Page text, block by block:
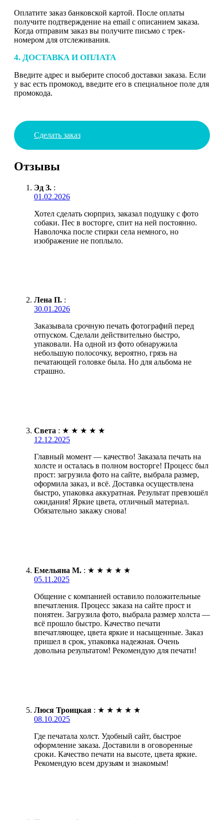
Оплатите заказ банковской картой. После оплаты
получите подтверждение на email с описанием заказа.
Когда отправим заказ вы получите письмо с трек-
номером для отслеживания.
4. ДОСТАВКА И ОПЛАТА
Введите адрес и выберите способ доставки заказа. Если
у вас есть промокод, введите его в специальное поле для
промокода.
Сделать заказ
Отзывы
Эд З. :
01.02.2026
Хотел сделать сюрприз, заказал подушку с фото
собаки. Пес в восторге, спит на ней постоянно.
Наволочка после стирки села немного, но
изображение не поплыло.
Лена П. :
30.01.2026
Заказывала срочную печать фотографий перед
отпуском. Сделали действительно быстро,
упаковали. На одной из фото обнаружила
небольшую полосочку, вероятно, грязь на
печатающей головке была. Но для альбома не
страшно.
Света : ★ ★ ★ ★ ★
12.12.2025
Главный момент — качество! Заказала печать на
холсте и осталась в полном восторге! Процесс был
прост: загрузила фото на сайте, выбрала размер,
оформила заказ, и всё. Доставка осуществлена
быстро, упаковка аккуратная. Результат превзошёл
ожидания! Яркие цвета, отличный материал.
Обязательно закажу снова!
Емельяна М. : ★ ★ ★ ★ ★
05.11.2025
Общение с компанией оставило положительные
впечатления. Процесс заказа на сайте прост и
понятен. Загрузила фото, выбрала размер холста —
всё прошло быстро. Качество печати
впечатляющее, цвета яркие и насыщенные. Заказ
пришел в срок, упаковка надежная. Очень
довольна результатом! Рекомендую для печати!
Люся Троицкая : ★ ★ ★ ★ ★
08.10.2025
Где печатала холст. Удобный сайт, быстрое
оформление заказа. Доставили в оговоренные
сроки. Качество печати на высоте, цвета яркие.
Рекомендую всем друзьям и знакомым!